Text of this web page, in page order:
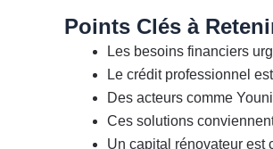
Points Clés à
Les besoins financiers
Le crédit professionnel
Des acteurs comme
Ces solutions
Un capital rénovateur est